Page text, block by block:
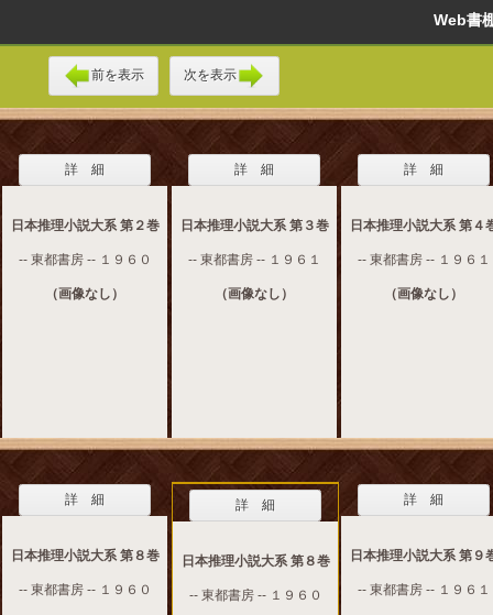
Web
前を表示 次を表示
詳 細
日本推理小説大系 第２巻
-- 東都書房 -- １９６０
（画像なし）
詳 細
日本推理小説大系 第３巻
-- 東都書房 -- １９６１
（画像なし）
詳 細
日本推理小説大系 第４
-- 東都書房 -- １９６１
（画像なし）
詳 細
日本推理小説大系 第８巻
-- 東都書房 -- １９６０
詳 細
日本推理小説大系 第８巻
-- 東都書房 -- １９６０
詳 細
日本推理小説大系 第９
-- 東都書房 -- １９６１